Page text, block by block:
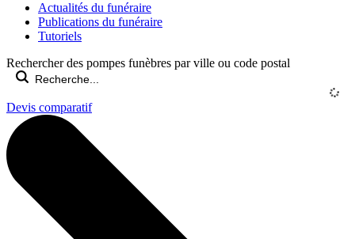
Actualités du funéraire
Publications du funéraire
Tutoriels
Rechercher des pompes funèbres par ville ou code postal
Devis comparatif